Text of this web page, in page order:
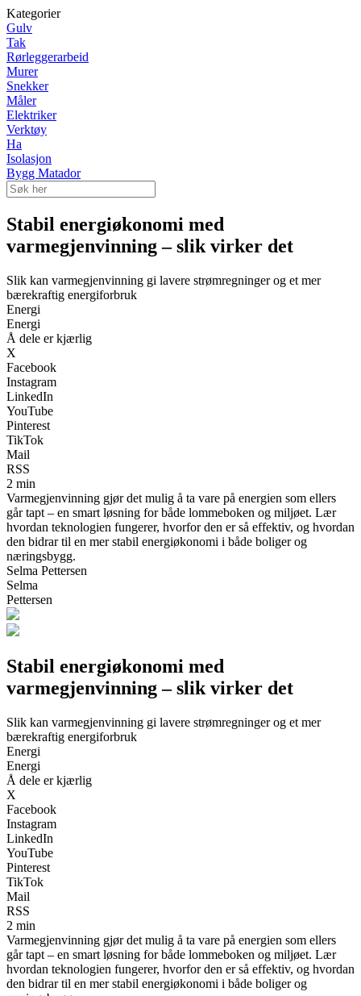
Kategorier
Gulv
Tak
Rørleggerarbeid
Murer
Snekker
Måler
Elektriker
Verktøy
Ha
Isolasjon
Bygg Matador
Stabil energiøkonomi med
varmegjenvinning – slik virker det
Slik kan varmegjenvinning gi lavere strømregninger og et mer
bærekraftig energiforbruk
Energi
Energi
Å dele er kjærlig
X
Facebook
Instagram
LinkedIn
YouTube
Pinterest
TikTok
Mail
RSS
2 min
Varmegjenvinning gjør det mulig å ta vare på energien som ellers
går tapt – en smart løsning for både lommeboken og miljøet. Lær
hvordan teknologien fungerer, hvorfor den er så effektiv, og hvordan
den bidrar til en mer stabil energiøkonomi i både boliger og
næringsbygg.
Selma Pettersen
Selma
Pettersen
Stabil energiøkonomi med
varmegjenvinning – slik virker det
Slik kan varmegjenvinning gi lavere strømregninger og et mer
bærekraftig energiforbruk
Energi
Energi
Å dele er kjærlig
X
Facebook
Instagram
LinkedIn
YouTube
Pinterest
TikTok
Mail
RSS
2 min
Varmegjenvinning gjør det mulig å ta vare på energien som ellers
går tapt – en smart løsning for både lommeboken og miljøet. Lær
hvordan teknologien fungerer, hvorfor den er så effektiv, og hvordan
den bidrar til en mer stabil energiøkonomi i både boliger og